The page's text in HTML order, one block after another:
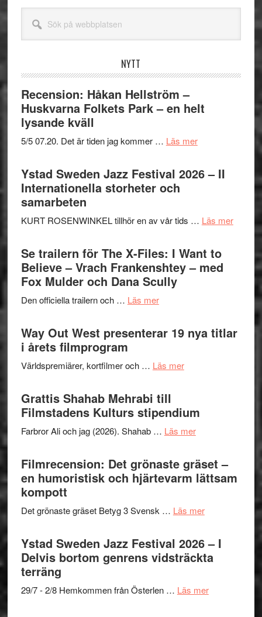
webbplatsen
NYTT
Recension: Håkan Hellström –
Huskvarna Folkets Park – en helt
lysande kväll
5/5 07.20. Det är tiden jag kommer … Läs merom
Håkan
Hellström
Folkets
–
en
Ystad Sweden Jazz Festival 2026 – II
Internationella storheter och
samarbeten
KURT ROSENWINKEL tillhör en av vår tids … Läs merom
Ystad
Festival
Se trailern för The X-Files: I Want to
Believe – Vrach Frankenshtey – med
Fox Mulder och Dana Scully
Den officiella trailern och … Läs merom
trailern
för
X-
I
Want
to
Believe
Vrach
Frankenshtey
med
Mulder
och
Dana
Way Out West presenterar 19 nya titlar
i årets filmprogram
Världspremiärer, kortfilmer och … Läs merom
presenterar
19
titlar
i
Grattis Shahab Mehrabi till
Filmstadens Kulturs stipendium
Farbror Ali och jag (2026). Shahab … Läs merom
Shahab
Mehrabi
till
Kulturs
Filmrecension: Det grönaste gräset –
en humoristisk och hjärtevarm lättsam
kompott
Det grönaste gräset Betyg 3 Svensk … Läs merom
Det
grönaste
gräset
en
Ystad Sweden Jazz Festival 2026 – I
Delvis bortom genrens vidsträckta
terräng
29/7 - 2/8 Hemkommen från Österlen … Läs merom